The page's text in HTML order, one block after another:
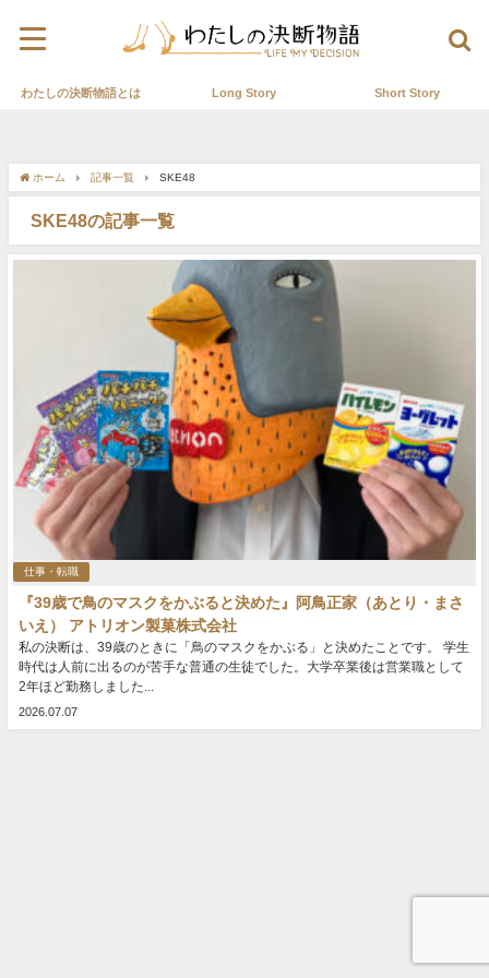
わたしの決断物語とは Long Story Short Story
ホーム 記事一覧 SKE48
SKE48の記事一覧
仕事・転職
『39歳で鳥のマスクをかぶると決めた』阿鳥正家（あとり・まさ
いえ） アトリオン製菓株式会社
私の決断は、39歳のときに「鳥のマスクをかぶる」と決めたことです。 学生
時代は人前に出るのが苦手な普通の生徒でした。大学卒業後は営業職として
2年ほど勤務しました...
2026.07.07